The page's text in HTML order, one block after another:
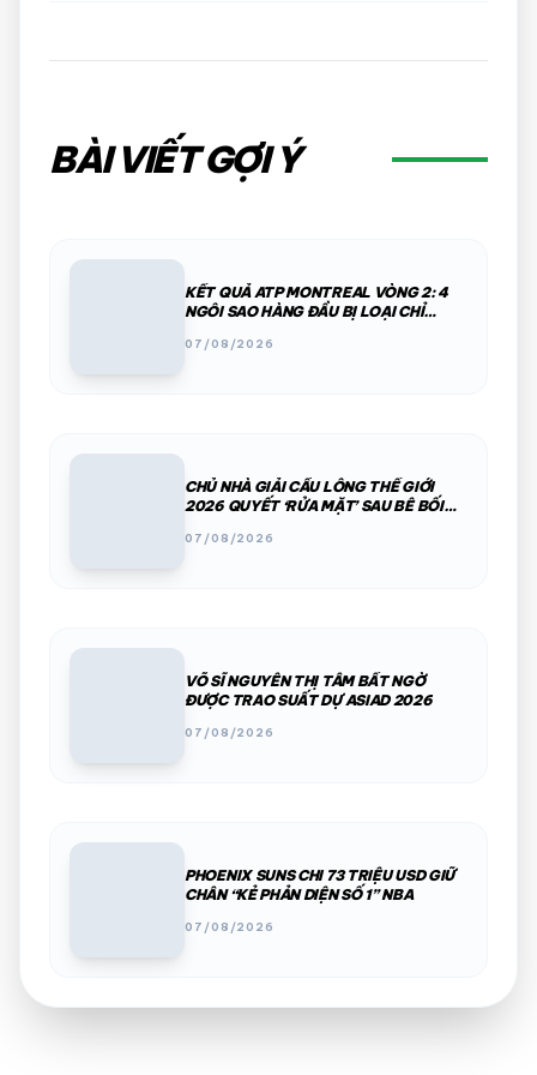
BÀI VIẾT GỢI Ý
KẾT QUẢ ATP MONTREAL VÒNG 2: 4
NGÔI SAO HÀNG ĐẦU BỊ LOẠI CHỈ
07/08/2026
CHỦ NHÀ GIẢI CẦU LÔNG THẾ GIỚI
2026 QUYẾT ‘RỬA MẶT’ SAU BÊ BỐI
07/08/2026
VÕ SĨ NGUYỄN THỊ TÂM BẤT NGỜ
ĐƯỢC TRAO SUẤT DỰ ASIAD 2026
07/08/2026
PHOENIX SUNS CHI 73 TRIỆU USD GIỮ
CHÂN “KẺ PHẢN DIỆN SỐ 1” NBA
07/08/2026